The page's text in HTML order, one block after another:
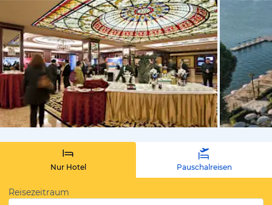
von
Nur Hotel Pauschalreisen
Reisezeitraum